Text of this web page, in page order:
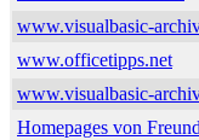
www.visualbasic-
www.officetipps.net
www.visualbasic-
Homepages von